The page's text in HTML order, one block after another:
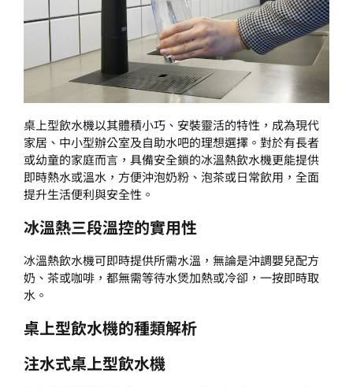
桌上型飲水機以其體積小巧、安裝靈活的特性，成為現代
家居、中小型辦公室及自助水吧的理想選擇。對於有長者
或幼童的家庭而言，具備安全鎖的冰溫熱飲水機更能提供
即時熱水或溫水，方便沖泡奶粉、泡茶或日常飲用，全面
提升生活便利與安全性。
冰溫熱三段溫控的實用性
冰溫熱飲水機可即時提供所需水溫，無論是沖調嬰兒配方
奶、茶或咖啡，都無需等待水煲加熱或冷卻，一按即時取
水。
桌上型飲水機的種類解析
注水式桌上型飲水機